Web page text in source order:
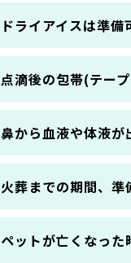
ドライアイスは準備
点滴後の包帯(テー
鼻から血液や体液が
火葬までの期間、準
ペットが亡くなった